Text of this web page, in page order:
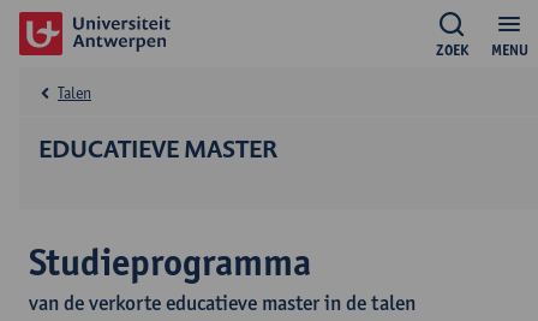
MENU
ZOEK
EDUCATIEVE MASTER
Talen
Studieprogramma
van de verkorte educatieve master in de talen